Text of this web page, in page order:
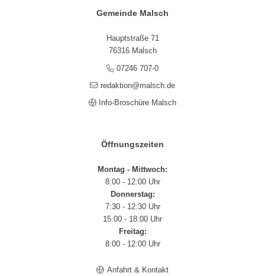
Gemeinde Malsch
Hauptstraße 71
76316 Malsch
07246 707-0
redaktion@malsch.de
Info-Broschüre Malsch
Öffnungszeiten
Montag - Mittwoch:
8:00 - 12:00 Uhr
Donnerstag:
7:30 - 12:30 Uhr
15:00 - 18:00 Uhr
Freitag:
8:00 - 12:00 Uhr
Anfahrt & Kontakt